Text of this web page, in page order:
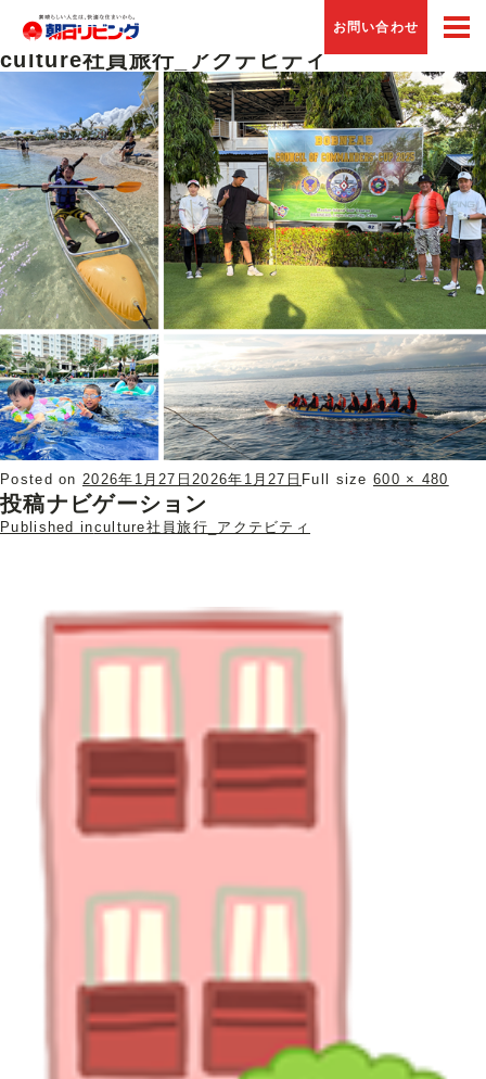
お問い合わせ
Previous Image
Next Image
culture社員旅行_アクテビティ
Posted on 2026年1月27日 2026年1月27日 Full size 600 × 480
投稿ナビゲーション
Published inculture社員旅行_アクテビティ